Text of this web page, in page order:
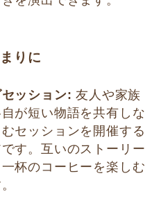
りに
ッション: 友人や家族
が短い物語を共有しな
セッションを開催する
す。互いのストーリー
杯のコーヒーを楽しむ